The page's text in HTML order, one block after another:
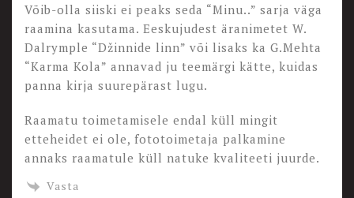
Võib-olla siiski ei peaks seda “Minu..” sarja väga
raamina kasutama. Eeskujudest äranimetet W.
Dalrymple “Džinnide linn” või lisaks ka G.Mehta
“Karma Kola” annavad ju teemärgi kätte, kuidas
panna kirja suurepärast lugu.
Raamatu toimetamisele endal küll mingit
etteheidet ei ole, fototoimetaja palkamine
annaks raamatule küll natuke kvaliteeti juurde.
Vasta